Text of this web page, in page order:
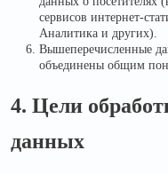
сервисов интернет-
Аналитика и других).
Вышеперечисленные
объединены общим
4. Цели
данных